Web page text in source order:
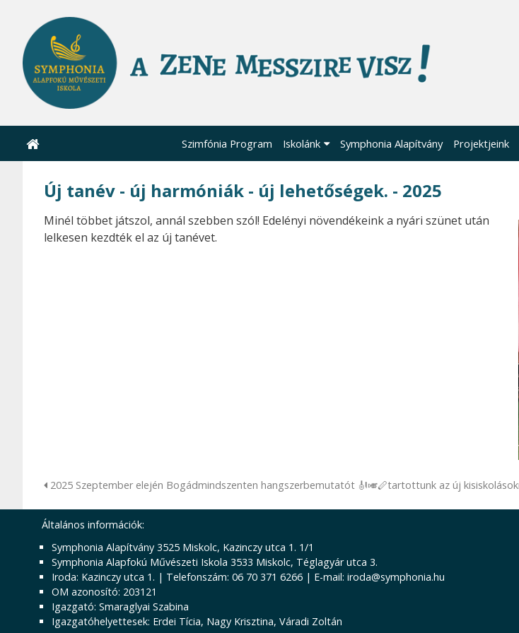
Szimfónia Program Iskolánk Symphonia Alapítvány Projektjeink
Új tanév - új harmóniák - új lehetőségek. - 2025
Minél többet játszol, annál szebben szól! Edelényi növendékeink a nyári szünet után
lelkesen kezdték el az új tanévet.
2025 Szeptember elején Bogádmindszenten hangszerbemutatót 🎻🎺🪈tartottunk az új
Általános információk:
Symphonia Alapítvány 3525 Miskolc, Kazinczy utca 1. 1/1
Symphonia Alapfokú Művészeti Iskola 3533 Miskolc, Téglagyár utca 3.
Iroda: Kazinczy utca 1. | Telefonszám: 06 70 371 6266 | E-mail: iroda@symphonia.hu
OM azonosító: 203121
Igazgató: Smaraglyai Szabina
Igazgatóhelyettesek: Erdei Tícia, Nagy Krisztina, Váradi Zoltán